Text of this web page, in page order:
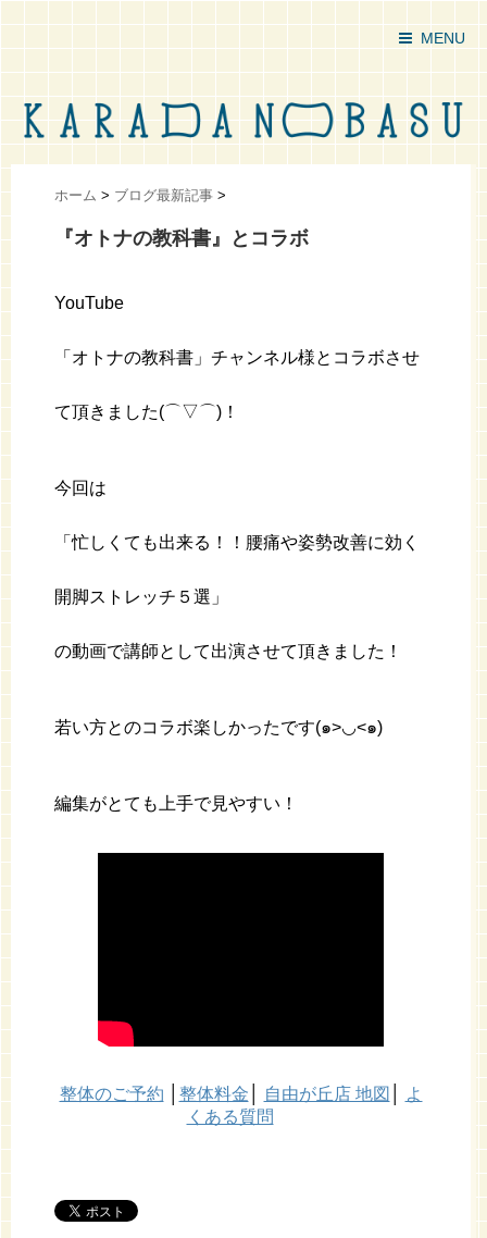
MENU
ホーム > ブログ最新記事 >
『オトナの教科書』とコラボ
YouTube
「オトナの教科書」チャンネル様とコラボさせ
て頂きました(⌒▽⌒)！
今回は
「忙しくても出来る！！腰痛や姿勢改善に効く
開脚ストレッチ５選」
の動画で講師として出演させて頂きました！
若い方とのコラボ楽しかったです(๑>◡<๑)
編集がとても上手で見やすい！
整体のご予約 整体料金 自由が丘店 地図
よ
くある質問